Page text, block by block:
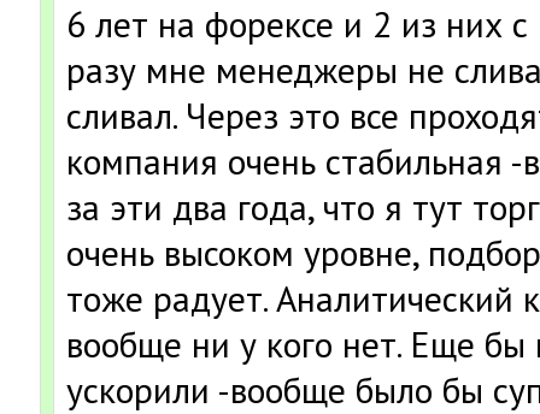
6 лет на форексе и 2 из них
разу мне менеджеры не
сливал. Через это все
компания очень стабильная
за эти два года, что я тут
очень высоком уровне,
тоже радует. Аналитический
вообще ни у кого нет. Еще
ускорили -вообще было бы